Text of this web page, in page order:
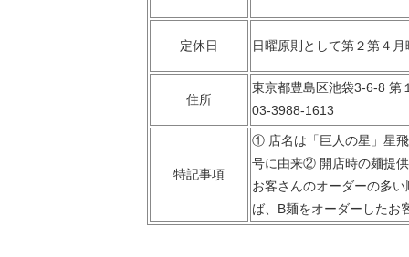
定休日 日曜原則として第２第４
住所
東京都豊島区池袋3-6-8 第
03-3988-1613
特記事項
① 店名は「巨人の星」星
号に由来② 開店時の麺提
お客さんのオーダーの多
ば、B麺をオーダーしたお